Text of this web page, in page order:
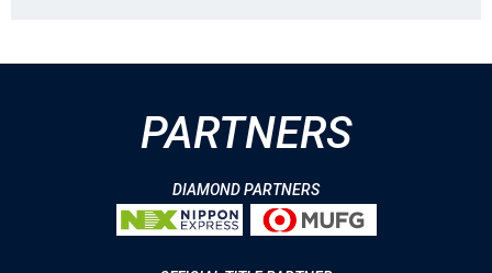
PARTNERS
DIAMOND PARTNERS